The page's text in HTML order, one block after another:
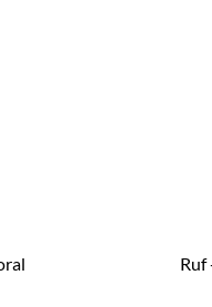
ruf - taboo tentation perfume con